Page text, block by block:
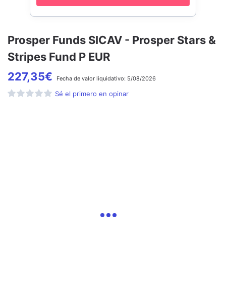
Prosper Funds SICAV - Prosper Stars &
Stripes Fund P EUR
227,35€ Fecha de valor liquidativo: 5/08/2026
Sé el primero en opinar